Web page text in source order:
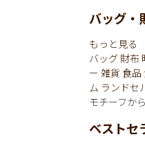
バッグ・
もっと見る
バッグ 財布
ー 雑貨 食品
ム ランドセ
モチーフか
ベストセ